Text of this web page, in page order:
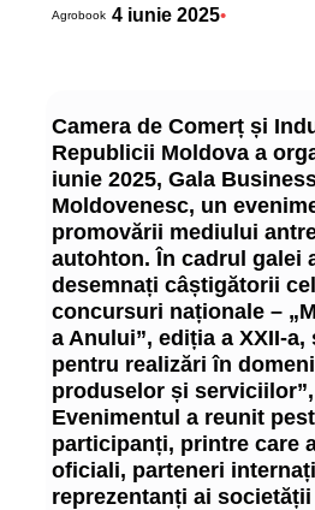
Agrobook 4 iunie 2025•
Camera de Comerț și
Republicii Moldova a
iunie 2025, Gala
Moldovenesc, un
promovării mediului
autohton. În cadrul galei
desemnați câștigătorii
concursuri naționale –
a Anului”, ediția a XXII-a,
pentru realizări în
produselor și
Evenimentul a reunit
participanți, printre care
oficiali, parteneri
reprezentanți ai